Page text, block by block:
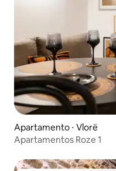
Apartamento ⋅ Vlorë
Apartamentos Roze 1